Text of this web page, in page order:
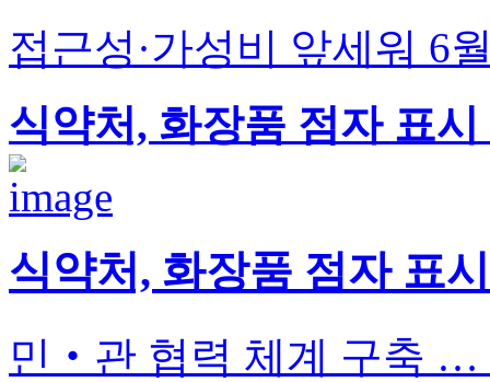
접근성·가성비 앞세워 6
식약처, 화장품 점자 표
식약처, 화장품 점자 표
민‧관 협력 체계 구축 …